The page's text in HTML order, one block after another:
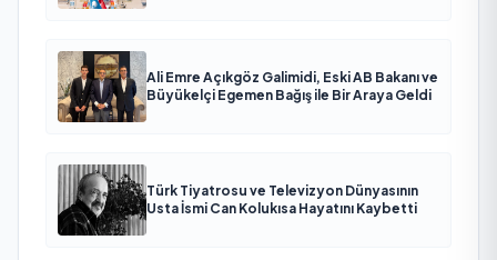
Ali Emre Açıkgöz Galimidi, Eski AB Bakanı ve
Büyükelçi Egemen Bağış ile Bir Araya Geldi
Türk Tiyatrosu ve Televizyon Dünyasının
Usta İsmi Can Kolukısa Hayatını Kaybetti